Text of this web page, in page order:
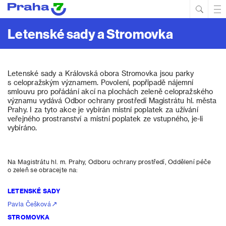
Letenské sady a Stromovka
Letenské sady a Královská obora Stromovka jsou parky
s celopražským významem. Povolení, popřípadě nájemní
smlouvu pro pořádání akcí na plochách zeleně celopražského
významu vydává Odbor ochrany prostředí Magistrátu hl. města
Prahy. I za tyto akce je vybírán místní poplatek za užívání
veřejného prostranství a místní poplatek ze vstupného, je-li
vybíráno.
Na Magistrátu hl. m. Prahy, Odboru ochrany prostředí, Oddělení péče
o zeleň se obracejte na:
LETENSKÉ SADY
Pavla Češková
STROMOVKA